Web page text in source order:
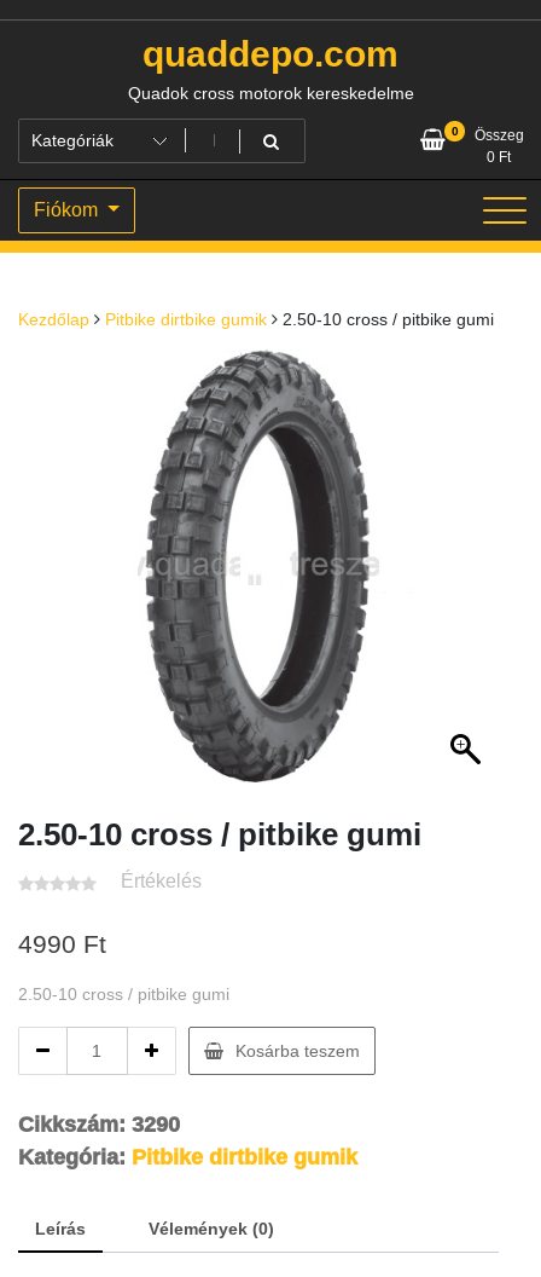
quaddepo.com
Quadok cross motorok kereskedelme
0
Összeg
0 Ft
Fiókom
Kezdőlap Pitbike dirtbike gumik 2.50-10 cross / pitbike gumi
2.50-10 cross / pitbike gumi
Értékelés
4990 Ft
2.50-10 cross / pitbike gumi
gumi
Kosárba teszem
Cikkszám: 3290
Kategória: Pitbike dirtbike gumik
Leírás Vélemények (0)